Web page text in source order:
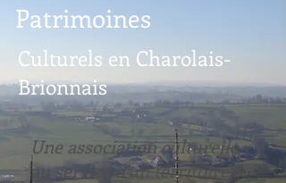
Patrimoines
Culturels en Charolais-
Brionnais
Une association culturelle
au service d'un territoire